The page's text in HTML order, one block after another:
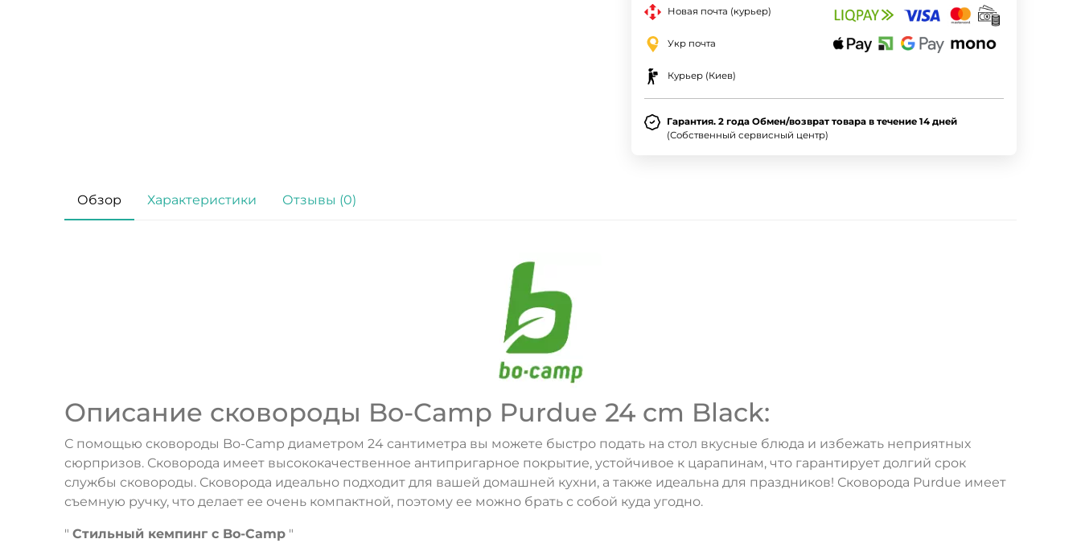
Новая почта (курьер)
Укр почта
Курьер (Киев)
Гарантия. 2 года Обмен/возврат товара в течение 14 дней
(Собственный сервисный центр)
Обзор Характеристики Отзывы (0)
Описание сковороды Bo-Camp Purdue 24 cm Black:
С помощью сковороды Bo-Camp диаметром 24 сантиметра вы можете быстро подать на стол вкусные блюда и избежать неприятных
сюрпризов. Сковорода имеет высококачественное антипригарное покрытие, устойчивое к царапинам, что гарантирует долгий срок
службы сковороды. Сковорода идеально подходит для вашей домашней кухни, а также идеальна для праздников! Сковорода Purdue имеет
съемную ручку, что делает ее очень компактной, поэтому ее можно брать с собой куда угодно.
" Стильный кемпинг с Bo-Camp "
ДА НЕТ